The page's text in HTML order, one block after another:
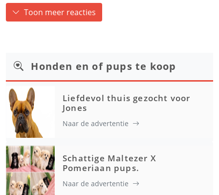
Toon meer reacties
Honden en of pups te koop
Liefdevol thuis gezocht voor
Jones
Naar de advertentie
Schattige Maltezer X
Pomeriaan pups.
Naar de advertentie